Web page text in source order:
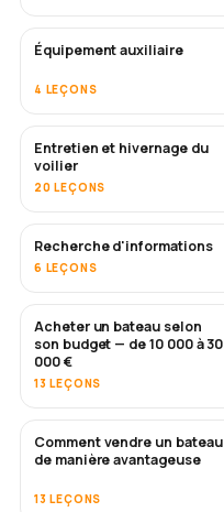
Équipement auxiliaire
4 LEÇONS
Entretien et hivernage du
voilier
20 LEÇONS
Recherche d'informations
6 LEÇONS
BIENTÔT
Acheter un bateau selon
son budget — de 10 000 à 30
000 €
13 LEÇONS
NOUVEAU
Comment vendre un bateau
de manière avantageuse
13 LEÇONS